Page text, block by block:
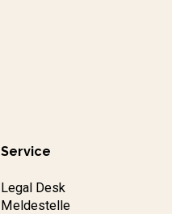
Service
Legal Desk
Meldestelle